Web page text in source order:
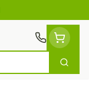
Zoek